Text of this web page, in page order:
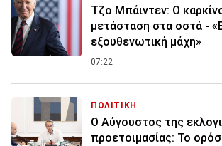
Τζο Μπάιντεν: Ο
μετάσταση στα οστά -
εξουθενωτική μάχη»
07:22
ΠΟΛΙΤΙΚΗ
Ο Αύγουστος της
προετοιμασίας: Το